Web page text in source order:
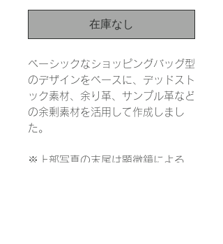
在庫なし
ベーシックなショッピングバッグ型
のデザインをベースに、デッドスト
ック素材、余り革、サンプル革など
の余剰素材を活用して作成しまし
た。
※上部写真の末尾は顕微鏡による